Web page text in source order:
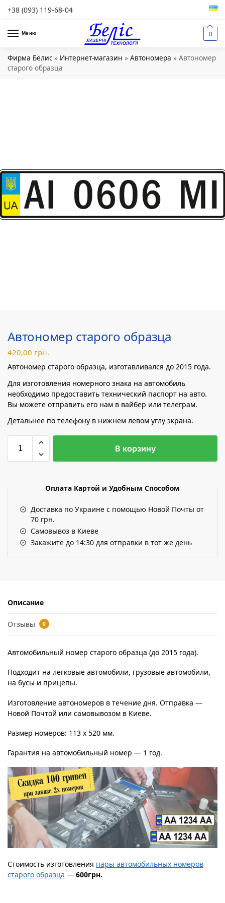
+38 (093) 119-68-04
Меню 0
Фирма Белис » Интернет-магазин » Автономера » Автономер
старого образца
Автономер старого образца
420,00 грн.
Автономер старого образца, изготавливался до 2015 года.
Для изготовления номерного знака на автомобиль
необходимо предоставить технический паспорт на авто.
Вы можете отправить его нам в вайбер или телеграм.
Детальнее по телефону в нижнем левом углу экрана.
В корзину
Оплата Картой и Удобным Способом
Доставка по Украине с помощью Новой Почты от
70 грн.
Самовывоз в Киеве
Закажите до 14:30 для отправки в тот же день
Описание
Отзывы 0
Автомобильный номер старого образца (до 2015 года).
Подходит на легковые автомобили, грузовые автомобили,
на бусы и прицепы.
Изготовление автономеров в течение дня. Отправка —
Новой Почтой или самовывозом в Киеве.
Размер номеров: 113 х 520 мм.
Гарантия на автомобильный номер — 1 год.
Стоимость изготовления пары автомобильных номеров
старого образца — 600грн.